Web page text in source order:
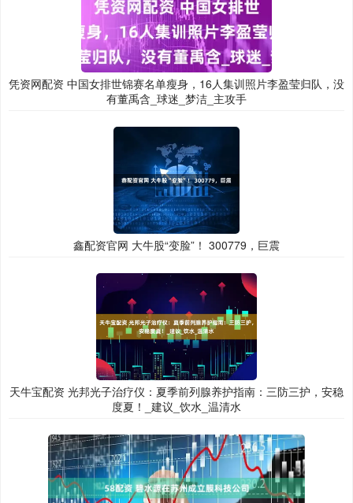
凭资网配资 中国女排世锦赛名单瘦身，16人集训照片李盈莹归队，没
有董禹含_球迷_梦洁_主攻手
鑫配资官网 大牛股“变脸”！ 300779，巨震
天牛宝配资 光邦光子治疗仪：夏季前列腺养护指南：三防三护，安稳
度夏！_建议_饮水_温清水